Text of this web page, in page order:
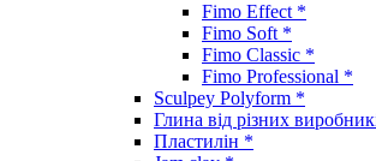
Fimo Effect *
Fimo Soft *
Fimo Classic *
Fimo Professional *
Sculpey Polyform *
Глина від різних
Пластилін *